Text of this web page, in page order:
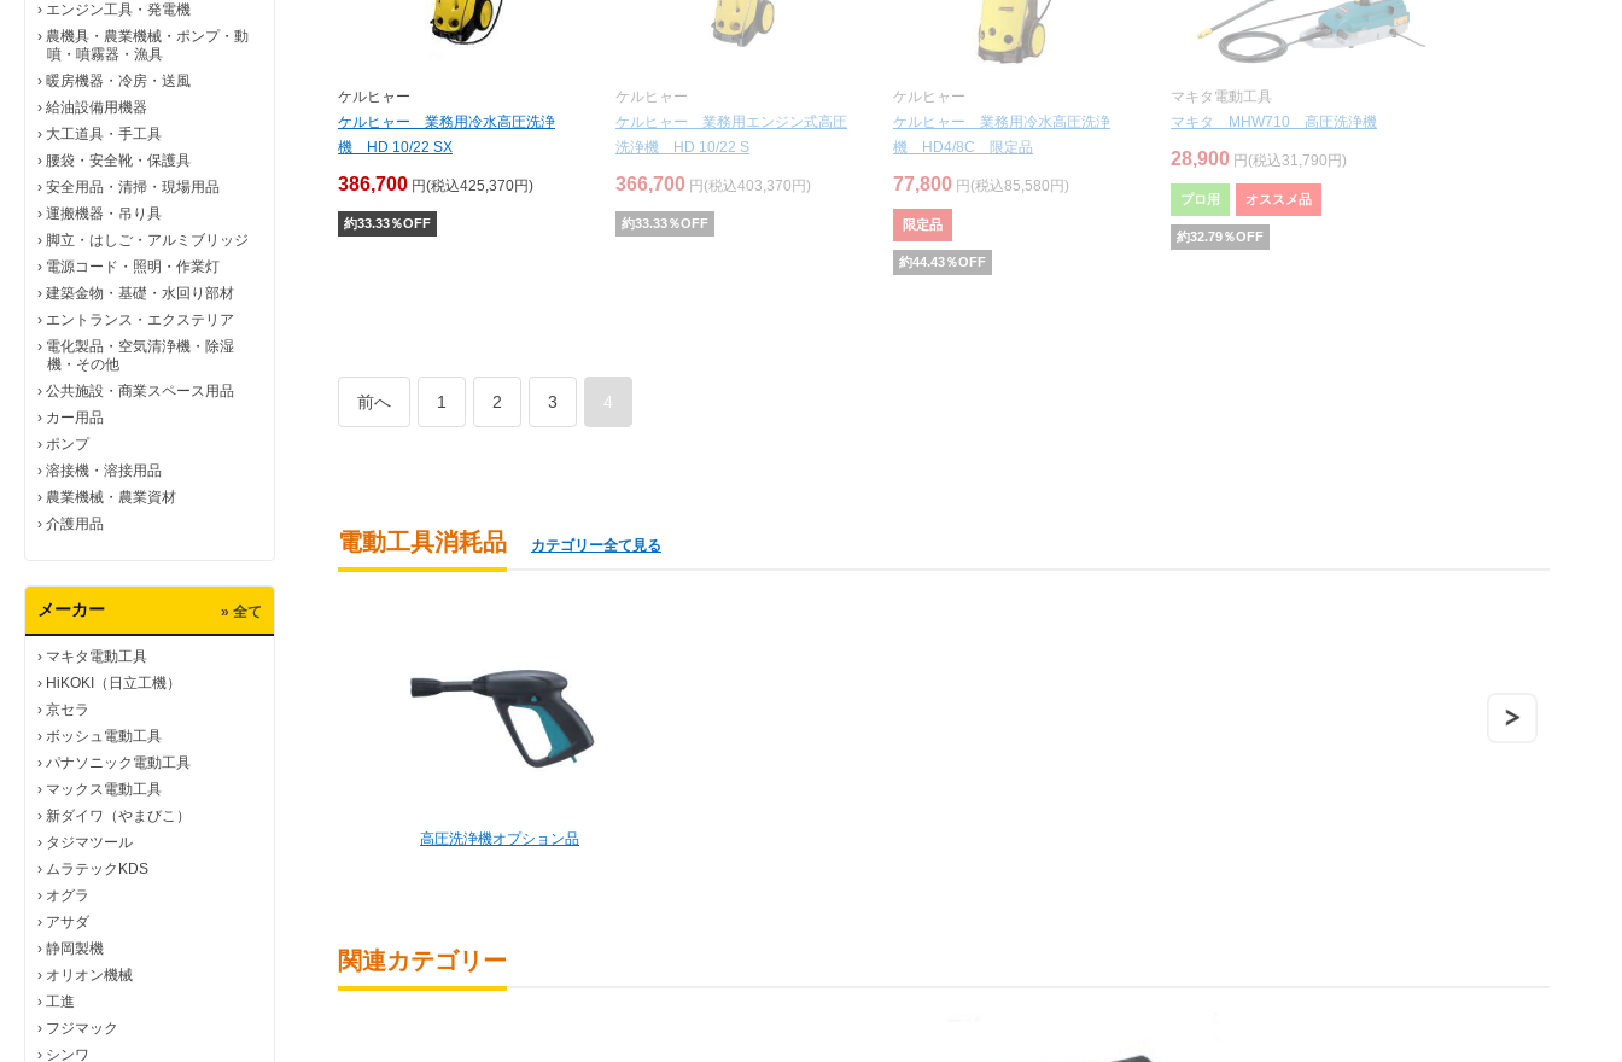
› エンジン工具・発電機
› 農機具・農業機械・ポンプ・動
噴・噴霧器・漁具
› 暖房機器・冷房・送風
› 給油設備用機器
› 大工道具・手工具
› 腰袋・安全靴・保護具
› 安全用品・清掃・現場用品
› 運搬機器・吊り具
› 脚立・はしご・アルミブリッジ
› 電源コード・照明・作業灯
› 建築金物・基礎・水回り部材
› エントランス・エクステリア
› 電化製品・空気清浄機・除湿
機・その他
› 公共施設・商業スペース用品
› カー用品
› ポンプ
› 溶接機・溶接用品
› 農業機械・農業資材
› 介護用品
メーカー » 全て
› マキタ電動工具
› HiKOKI（日立工機）
› 京セラ
› ボッシュ電動工具
› パナソニック電動工具
› マックス電動工具
› 新ダイワ（やまびこ）
› タジマツール
› ムラテックKDS
› オグラ
› アサダ
› 静岡製機
› オリオン機械
› 工進
› フジマック
› シンワ
ケルヒャー
ケルヒャー 業務用冷水高圧洗浄
機 HD 10/22 SX
386,700 円(税込425,370円)
約33.33％OFF
ケルヒャー
ケルヒャー 業務用エンジン式高圧
洗浄機 HD 10/22 S
366,700 円(税込403,370円)
約33.33％OFF
ケルヒャー
ケルヒャー 業務用冷水高圧洗浄
機 HD4/8C 限定品
77,800 円(税込85,580円)
限定品
約44.43％OFF
マキタ電動工具
マキタ MHW710 高圧洗浄機
28,900 円(税込31,790円)
プロ用 オススメ品
約32.79％OFF
前へ 1 2 3 4
電動工具消耗品 カテゴリー全て見る
高圧洗浄機オプション品
関連カテゴリー